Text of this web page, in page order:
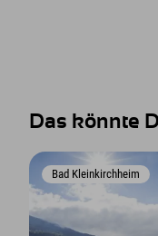
Das könnte
Bad Kleinkirchheim